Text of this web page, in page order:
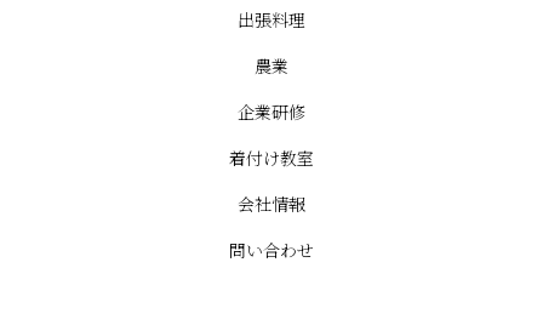
出張料理
農業
企業研修
着付け教室
会社情報
問い合わせ